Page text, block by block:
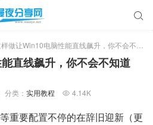

做让Win10电脑性能直线飙升，你不会不知道吧？
直线飙升，你不会不知道
分类： 实用教程  4.14K
重要配置不停的在辞旧迎新（更